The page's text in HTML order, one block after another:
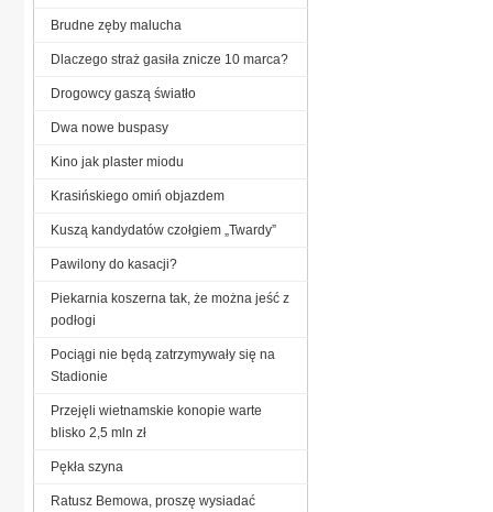
Brudne zęby malucha
Dlaczego straż gasiła znicze 10 marca?
Drogowcy gaszą światło
Dwa nowe buspasy
Kino jak plaster miodu
Krasińskiego omiń objazdem
Kuszą kandydatów czołgiem „Twardy”
Pawilony do kasacji?
Piekarnia koszerna tak, że można jeść z
podłogi
Pociągi nie będą zatrzymywały się na
Stadionie
Przejęli wietnamskie konopie warte
blisko 2,5 mln zł
Pękła szyna
Ratusz Bemowa, proszę wysiadać